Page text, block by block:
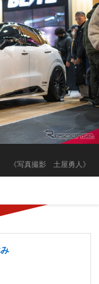
《写真撮影 土屋勇人》